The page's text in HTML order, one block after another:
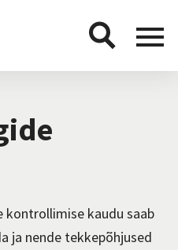
Menu
kontrollimise kaudu saab
ja nende tekkepõhjused